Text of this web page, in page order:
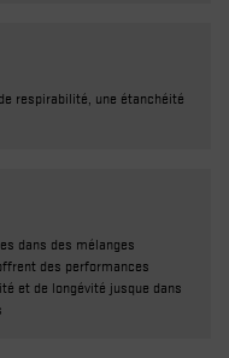
respirabilité, une étanchéité
dans des mélanges
des performances
et de longévité jusque dans